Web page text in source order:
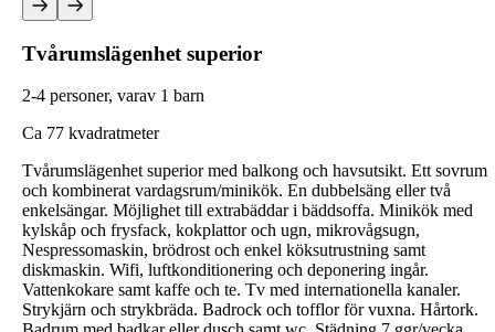
Tvårumslägenhet superior
2-4 personer, varav 1 barn
Ca 77 kvadratmeter
Tvårumslägenhet superior med balkong och havsutsikt. Ett sovrum
och kombinerat vardagsrum/minikök. En dubbelsäng eller två
enkelsängar. Möjlighet till extrabäddar i bäddsoffa. Minikök med
kylskåp och frysfack, kokplattor och ugn, mikrovågsugn,
Nespressomaskin, brödrost och enkel köksutrustning samt
diskmaskin. Wifi, luftkonditionering och deponering ingår.
Vattenkokare samt kaffe och te. Tv med internationella kanaler.
Strykjärn och strykbräda. Badrock och tofflor för vuxna. Hårtork.